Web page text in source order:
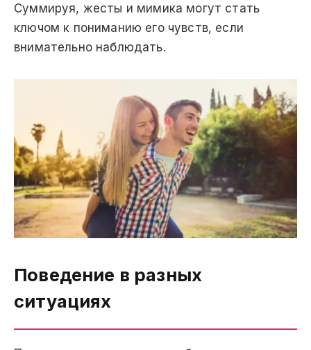
Суммируя, жесты и мимика могут стать
ключом к пониманию его чувств, если
внимательно наблюдать.
Поведение в разных
ситуациях